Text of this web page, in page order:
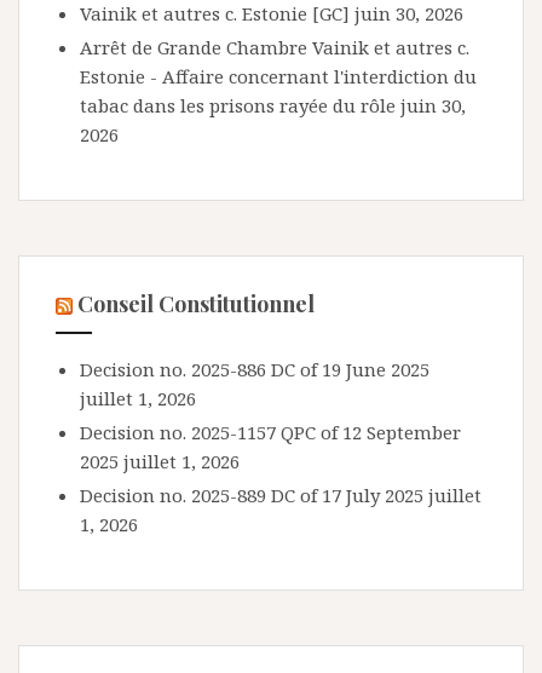
Vainik et autres c. Estonie [GC] juin 30, 2026
Arrêt de Grande Chambre Vainik et autres c.
Estonie - Affaire concernant l'interdiction du
tabac dans les prisons rayée du rôle juin 30,
2026
Conseil Constitutionnel
Decision no. 2025-886 DC of 19 June 2025
juillet 1, 2026
Decision no. 2025-1157 QPC of 12 September
2025 juillet 1, 2026
Decision no. 2025-889 DC of 17 July 2025 juillet
1, 2026